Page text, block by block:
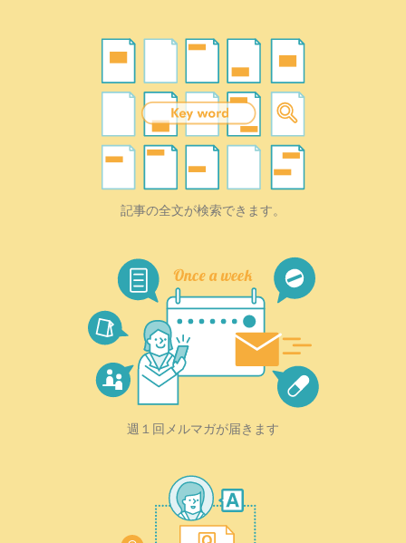
記事の全文が検索できます。
週１回メルマガが届きます